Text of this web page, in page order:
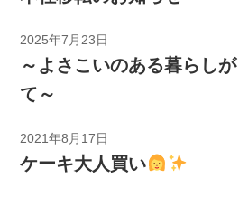
2025年7月23日
～よさこいのある暮らしが
て～
2021年8月17日
ケーキ大人買い